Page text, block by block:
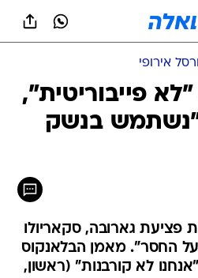
אירופי
פייבוריטית",
"נשתמש בנשק
פציעת גארובה, סקאריולו
על החסר". מאמן הבלאנקוס
לא קורבנות" (ראשון,